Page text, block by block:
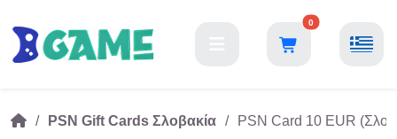
0
PSN Gift Cards Σλοβακία PSN Card 10 EUR